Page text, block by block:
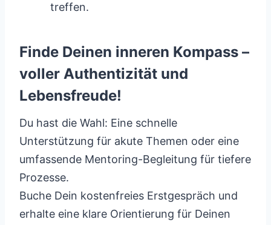
treffen.
Finde Deinen inneren Kompass –
voller Authentizität und
Lebensfreude!
Du hast die Wahl: Eine schnelle
Unterstützung für akute Themen oder eine
umfassende Mentoring-Begleitung für tiefere
Prozesse.
Buche Dein kostenfreies Erstgespräch und
erhalte eine klare Orientierung für Deinen